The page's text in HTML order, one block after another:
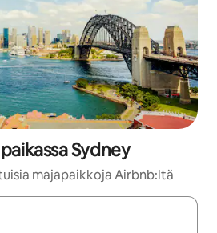
Sydney
majapaikkoja Airbnb:ltä
navigoi ylös- ja alas-